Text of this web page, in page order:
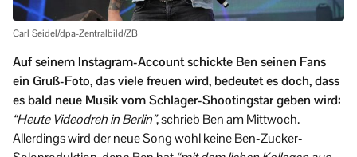
Carl Seidel/dpa-Zentralbild/ZB
Auf seinem Instagram-Account schickte Ben seinen Fans
ein Gruß-Foto, das viele freuen wird, bedeutet es doch, dass
es bald neue Musik vom Schlager-Shootingstar geben wird:
“Heute Videodreh in Berlin”, schrieb Ben am Mittwoch.
Allerdings wird der neue Song wohl keine Ben-Zucker-